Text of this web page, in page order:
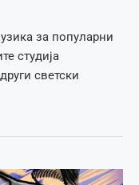
за популарни
студија
светски